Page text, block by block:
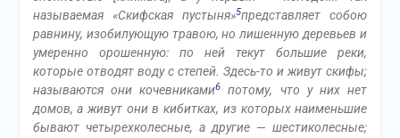
называемая «Скифская пустыня»5представляет собою
равнину, изобилующую травою, но лишенную деревьев и
умеренно орошенную: по ней текут большие реки,
которые отводят воду с степей. Здесь-то и живут скифы;
называются они кочевниками6
потому, что у них нет
домов, а живут они в кибитках, из которых наименьшие
бывают четырехколесные, а другие — шестиколесные;